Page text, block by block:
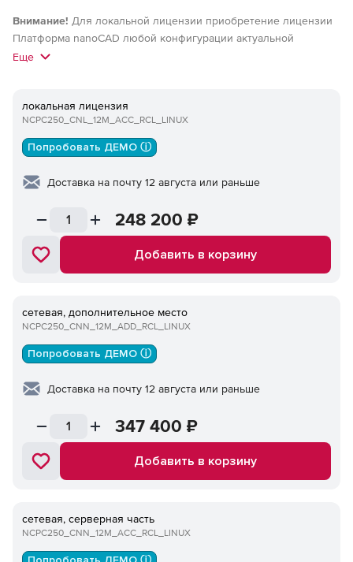
Внимание! Для локальной лицензии приобретение лицензии
Платформа nanoCAD любой конфигурации актуальной
(локальной) версии обязательно. Для сетевых лицензий
лицензия актуальной версии обязательно.
Еще
локальная лицензия
NCPC250_CNL_12M_ACC_RCL_LINUX
Попробовать ДЕМО ⓘ
Доставка на почту 12 августа или раньше
248 200 ₽
Добавить в корзину
сетевая, дополнительное место
NCPC250_CNN_12M_ADD_RCL_LINUX
Попробовать ДЕМО ⓘ
Доставка на почту 12 августа или раньше
347 400 ₽
Добавить в корзину
сетевая, серверная часть
NCPC250_CNN_12M_ACC_RCL_LINUX